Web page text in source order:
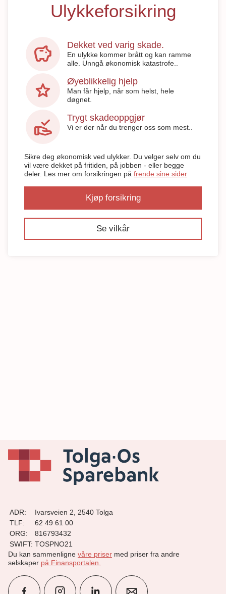
Ulykkeforsikring
savings Dekket ved varig skade.
En ulykke kommer brått og kan ramme
alle. Unngå økonomisk katastrofe..
star Øyeblikkelig hjelp
Man får hjelp, når som helst, hele
døgnet.
approval_delegation Trygt skadeoppgjør
Vi er der når du trenger oss som mest..
Sikre deg økonomisk ved ulykker. Du velger selv om du
vil være dekket på fritiden, på jobben - eller begge
deler. Les mer om forsikringen på frende sine sider
Kjøp forsikring
Se vilkår
ADR:
Ivarsveien 2, 2540 Tolga
TLF:
62 49 61 00
ORG:
816793432
SWIFT: TOSPNO21
Du kan sammenligne våre priser med priser fra andre
selskaper på Finansportalen